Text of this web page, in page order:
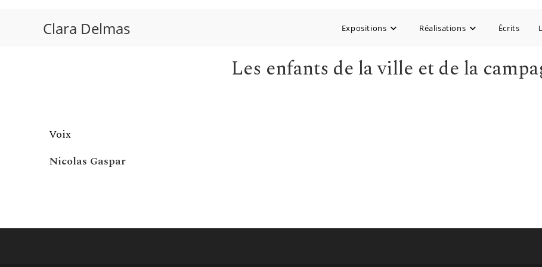
Clara Delmas Expositions Réalisations Écrits
Les enfants de la ville et de la
Voix
Nicolas Gaspar